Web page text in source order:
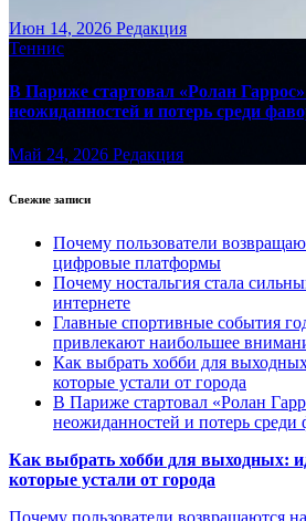
Июн 14, 2026 Редакция
Теннис
В Париже стартовал «Ролан
неожиданностей и потерь среди
Май 24, 2026 Редакция
Свежие записи
Почему пользователи
цифровые платформы
Почему ностальгия стала
интернете
Главные спортивные события
привлекают наибольшее
Как выбрать хобби для
которые устали от города
В Париже стартовал «Ролан
неожиданностей и потерь среди
Как выбрать хобби для выходных:
которые устали от города